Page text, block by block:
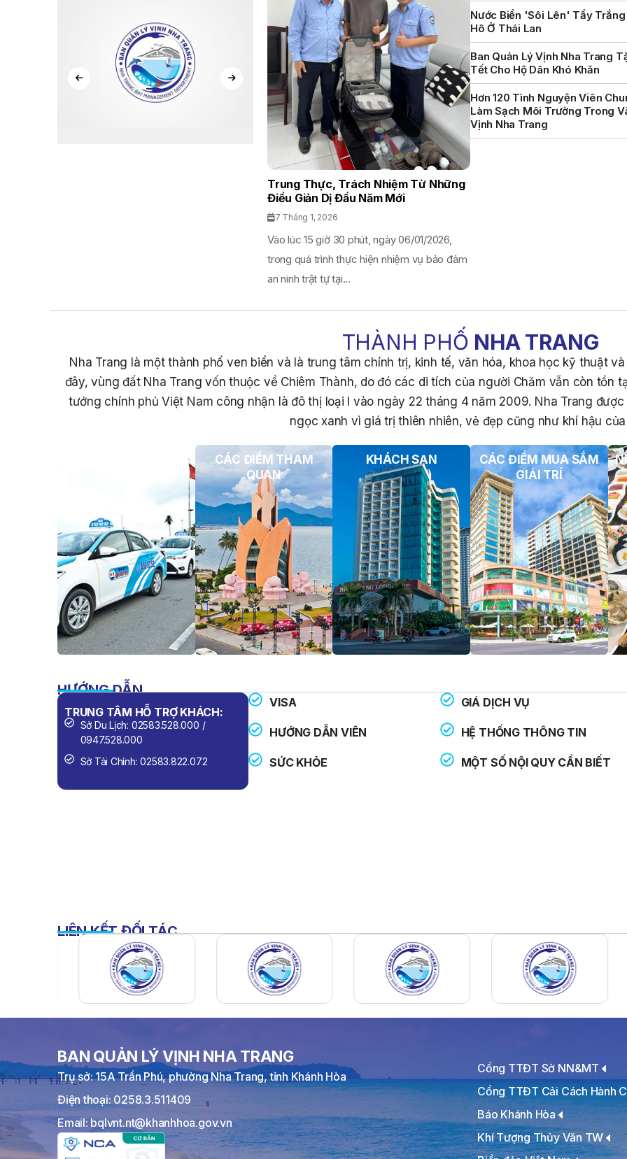
Trung Thực, Trách Nhiệm Từ Những
Điều Giản Dị Đầu Năm Mới
7 Tháng 1, 2026
Vào lúc 15 giờ 30 phút, ngày 06/01/2026,
trong quá trình thực hiện nhiệm vụ bảo đảm
an ninh trật tự tại...
Nước Biển 'sôi Lên' Tẩy Trắng
Hô Ở Thái Lan
Ban Quản Lý Vịnh Nha Trang
Tết Cho Hộ Dân Khó Khăn
Hơn 120 Tình Nguyện Viên
Làm Sạch Môi Trường Trong
Vịnh Nha Trang
THÀNH PHỐ NHA TRANG
Nha Trang là một thành phố ven biển và là trung tâm chính trị, kinh tế, văn hóa, khoa học kỹ thuật
đây, vùng đất Nha Trang vốn thuộc về Chiêm Thành, do đó các di tích của người Chăm vẫn còn tồn
tướng chính phủ Việt Nam công nhận là đô thị loại I vào ngày 22 tháng 4 năm 2009. Nha Trang
ngọc xanh vì giá trị thiên nhiên, vẻ đẹp cũng như khí hậu của
CÁC ĐIỂM THAM
QUAN
KHÁCH SẠN
CÁC ĐIỂM MUA SẮM
GIẢI TRÍ
HƯỚNG DẪN
TRUNG TÂM HỖ TRỢ KHÁCH:
Sở Du Lịch: 02583.528.000 /
0947.528.000
Sở Tài Chính: 02583.822.072
Công An: 113
Cấp Cứu: 115
VISA
HƯỚNG DẪN VIÊN
SỨC KHỎE
GIÁ DỊCH VỤ
HỆ THỐNG THÔNG TIN
MỘT SỐ NỘI QUY CẦN BIẾT
LIÊN KẾT ĐỐI TÁC
BAN QUẢN LÝ VỊNH NHA TRANG
Trụ sở: 15A Trần Phú, phường Nha Trang, tỉnh Khánh Hòa
Điện thoại: 0258.3.511409
Email: bqlvnt.nt@khanhhoa.gov.vn
Cổng TTĐT Sở NN&MT
Cổng TTĐT Cải Cách Hành
Báo Khánh Hòa
Khí Tượng Thủy Văn TW